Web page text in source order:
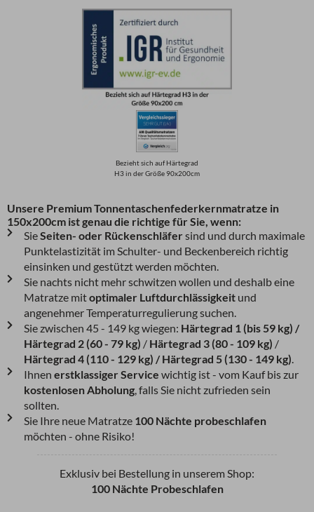
Bezieht sich auf Härtegrad
H3 in der Größe 90x200cm
Unsere Premium Tonnentaschenfederkernmatratze in
150x200cm ist genau die richtige für Sie, wenn:
SieSeiten- oder Rückenschläfersind und durch maximale
Punktelastizität im Schulter- und Beckenbereich richtig
einsinken und gestützt werden möchten.
Sie nachts nicht mehr schwitzen wollen und deshalb eine
Matratze mitoptimaler Luftdurchlässigkeit und
angenehmer Temperaturregulierung suchen.
Sie zwischen 45 - 149 kg wiegen: Härtegrad 1 (bis 59 kg) /
Härtegrad 2 (60 - 79 kg) / Härtegrad 3 (80 - 109 kg) /
Härtegrad 4 (110 - 129 kg) / Härtegrad 5 (130 - 149 kg).
Ihnenerstklassiger Service wichtig ist - vom Kauf bis zur
kostenlosen Abholung, falls Sie nicht zufrieden sein
sollten.
Sie Ihre neue Matratze 100 Nächte probeschlafen
möchten - ohne Risiko!
Exklusiv bei Bestellung in unserem Shop:
100 Nächte Probeschlafen